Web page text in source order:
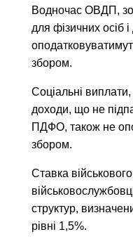
Водночас ОВДП,
для фізичних осіб і
збором.
Соціальні виплати,
доходи, що не
ПДФО, також не
збором.
Ставка
структур,
рівні 1,5%.